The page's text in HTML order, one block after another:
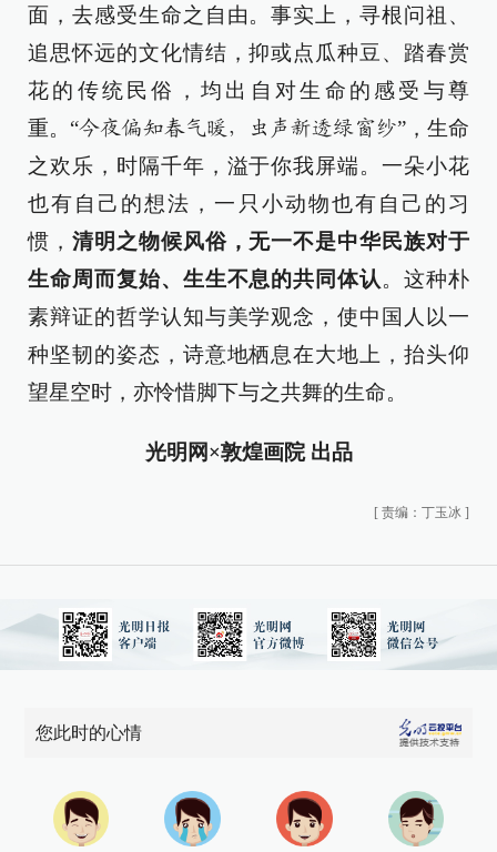
面，去感受生命之自由。事实上，寻根问祖、
追思怀远的文化情结，抑或点瓜种豆、踏春赏
花的传统民俗，均出自对生命的感受与尊
重。“今夜偏知春气暖，虫声新透绿窗纱”，生命
之欢乐，时隔千年，溢于你我屏端。一朵小花
也有自己的想法，一只小动物也有自己的习
惯， 清明之物候风俗，无一不是中华民族对于
生命周而复始、生生不息的共同体认 。这种朴
素辩证的哲学认知与美学观念，使中国人以一
种坚韧的姿态，诗意地栖息在大地上，抬头仰
望星空时，亦怜惜脚下与之共舞的生命。
光明网×敦煌画院 出品
[ 责编：丁玉冰 ]
您此时的心情